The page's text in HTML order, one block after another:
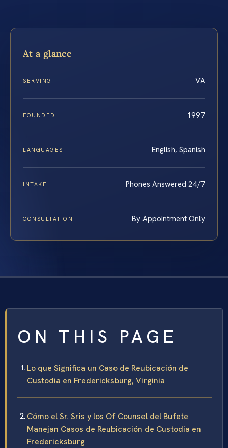
At a glance
SERVING VA
FOUNDED 1997
LANGUAGES English, Spanish
INTAKE Phones Answered 24/7
CONSULTATION By Appointment Only
ON THIS PAGE
Lo que Significa un Caso de Reubicación de
Custodia en Fredericksburg, Virginia
Cómo el Sr. Sris y los Of Counsel del Bufete
Manejan Casos de Reubicación de Custodia en
Fredericksburg